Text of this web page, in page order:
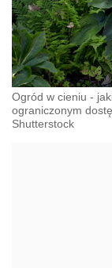
Ogród w cieniu -
ograniczonym
Shutterstock